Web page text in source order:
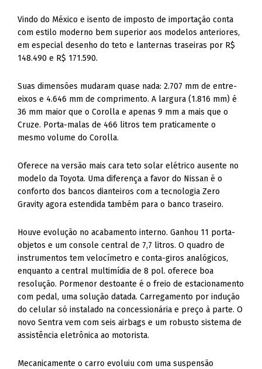
Vindo do México e isento de imposto de importação conta
com estilo moderno bem superior aos modelos anteriores,
em especial desenho do teto e lanternas traseiras por R$
148.490 e R$ 171.590.
Suas dimensões mudaram quase nada: 2.707 mm de entre-
eixos e 4.646 mm de comprimento. A largura (1.816 mm) é
36 mm maior que o Corolla e apenas 9 mm a mais que o
Cruze. Porta-malas de 466 litros tem praticamente o
mesmo volume do Corolla.
Oferece na versão mais cara teto solar elétrico ausente no
modelo da Toyota. Uma diferença a favor do Nissan é o
conforto dos bancos dianteiros com a tecnologia Zero
Gravity agora estendida também para o banco traseiro.
Houve evolução no acabamento interno. Ganhou 11 porta-
objetos e um console central de 7,7 litros. O quadro de
instrumentos tem velocímetro e conta-giros analógicos,
enquanto a central multimídia de 8 pol. oferece boa
resolução. Pormenor destoante é o freio de estacionamento
com pedal, uma solução datada. Carregamento por indução
do celular só instalado na concessionária e preço à parte. O
novo Sentra vem com seis airbags e um robusto sistema de
assistência eletrônica ao motorista.
Mecanicamente o carro evoluiu com uma suspensão